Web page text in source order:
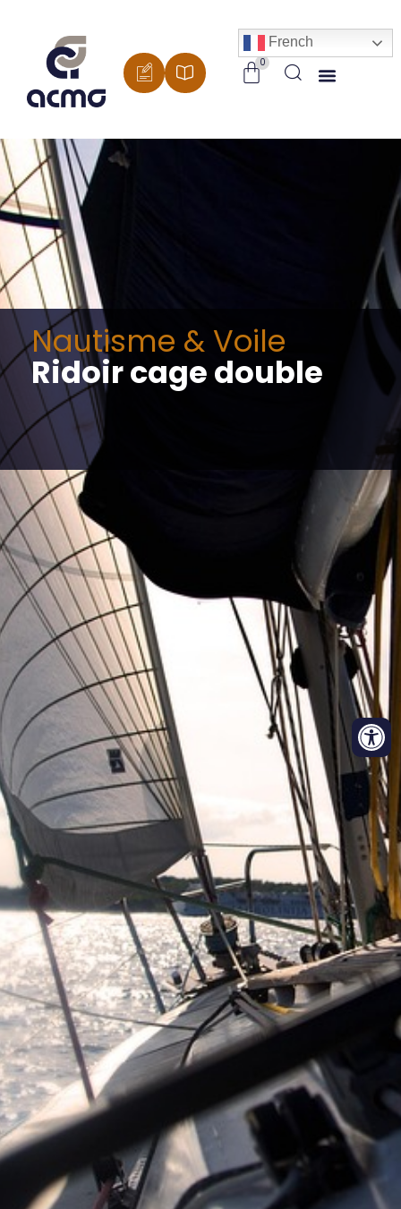
Nautisme & Voile
Ridoir cage double
French